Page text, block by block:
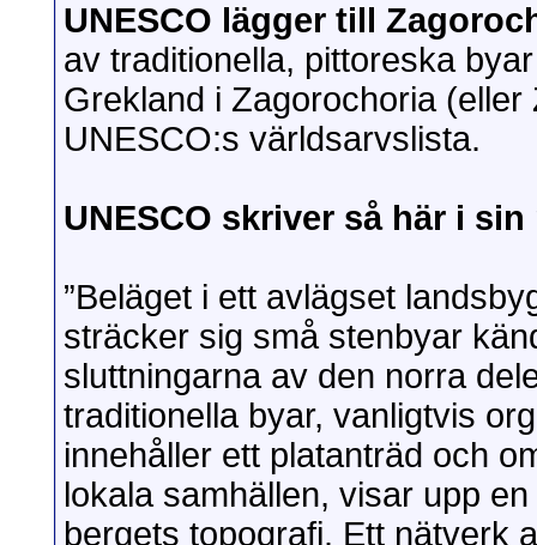
UNESCO lägger till
av traditionella, pittoreska
Grekland i Zagorochoria
UNESCO:s världsarvslista.
UNESCO skriver så här i
”Beläget i ett avlägset
sträcker sig små stenbyar
sluttningarna av den norra
traditionella byar, vanligtvis
innehåller ett platanträd och
lokala samhällen, visar upp
bergets topografi. Ett nätverk